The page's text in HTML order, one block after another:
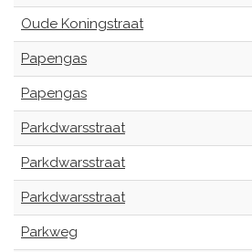
Oude Koningstraat
Papengas
Papengas
Parkdwarsstraat
Parkdwarsstraat
Parkdwarsstraat
Parkweg